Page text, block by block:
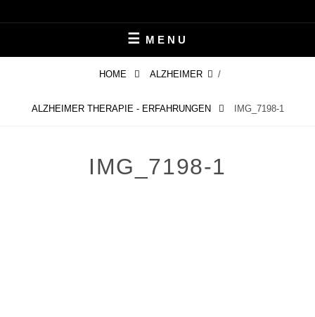
to
PERIFAIR
MENU
HOME ALZHEIMER /
ALZHEIMER THERAPIE - ERFAHRUNGEN IMG_7198-1
IMG_7198-1